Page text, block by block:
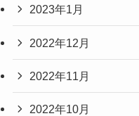
2023年1月
2022年12月
2022年11月
2022年10月